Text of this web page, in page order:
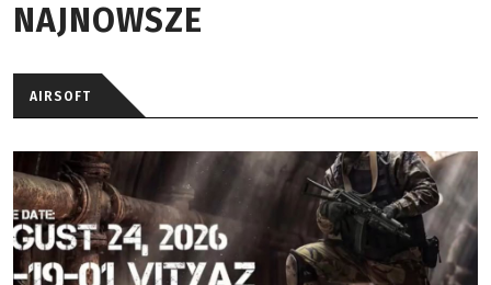
NAJNOWSZE
AIRSOFT